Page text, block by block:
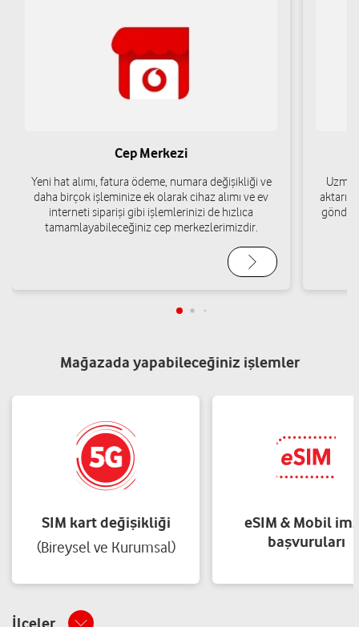
Modern İletişim-Ahmet Büyükkanlı
Hacıpir Mah. Hükümet Cad. No:35-37A Tosya/Kastamonu
Tosya/Kastamonu
05327863764
Yol tarifi al
Cep Merkezi
Yeni hat alımı, fatura ödeme, numara değişikliği ve
daha birçok işleminize ek olarak cihaz alımı ve ev
interneti siparişi gibi işlemlerinizi de hızlıca
tamamlayabileceğiniz cep merkezlerimizdir.
Mağazada yapabileceğiniz işlemler
SIM kart değişikliği
(Bireysel ve Kurumsal)
eSIM & Mobil
başvuruları
İlçeler